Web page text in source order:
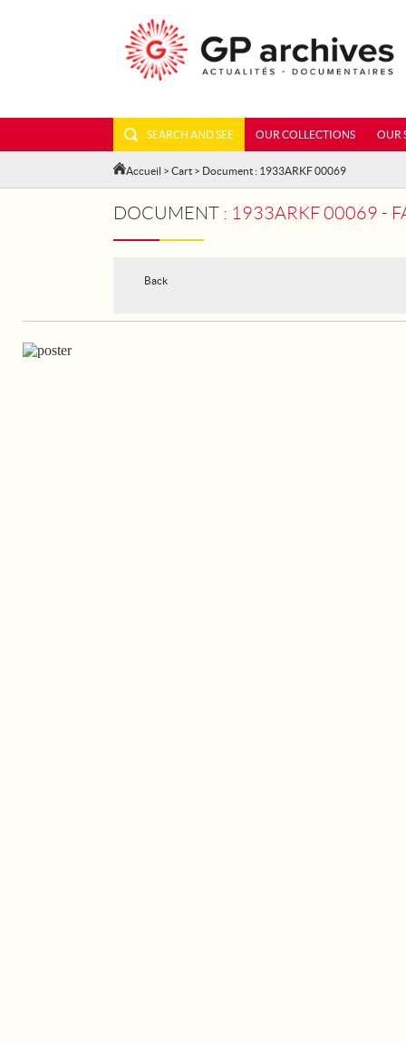
SEARCH AND SEE OUR COLLECTIONS OUR
Accueil > Cart > Document : 1933ARKF 00069
DOCUMENT : 1933ARKF 00069 -
Back